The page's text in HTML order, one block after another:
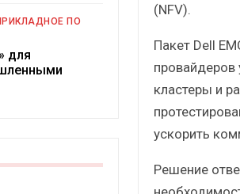
(NFV).
Пакет Dell
провайдеров
кластеры и
ускорить
Решение
ПО
для
ли глобальные угрозы
российский рынок ИБП?